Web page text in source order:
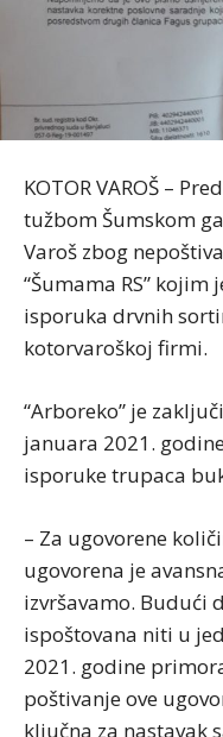
KOTOR VAROŠ –
tužbom Šumskom
Varoš zbog
“Šumama RS”
isporuka drvnih
kotorvaroškoj firmi.
“Arboreko” je
januara 2021.
isporuke trupaca
– Za ugovorene
ugovorena je
izvršavamo. Budući
ispoštovana niti u
2021. godine
poštivanje ove
ključna za nastavak